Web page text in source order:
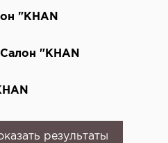
"KHAN
"KHAN
результаты